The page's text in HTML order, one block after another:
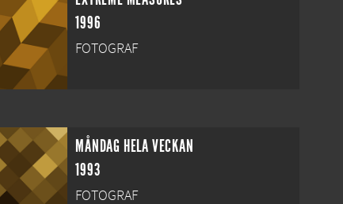
1996
FOTOGRAF
MÅNDAG HELA VECKAN
1993
FOTOGRAF